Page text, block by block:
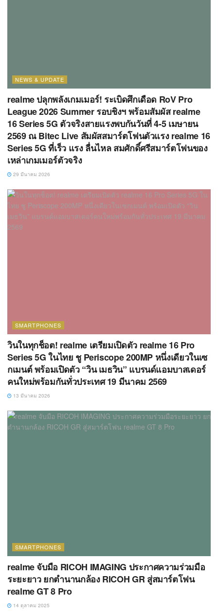
NEWS & UPDATE
realme ปลุกพลังเกมเมอร์! ระเบิดศึกเดือด RoV Pro
League 2026 Summer รอบชิงฯ พร้อมสัมผัส realme
16 Series 5G ตัวจริงสายแรงพบกันวันที่ 4-5 เมษายน
2569 ณ Bitec Live สัมผัสสมาร์ตโฟนตัวแรง realme 16
Series 5G ที่เร็ว แรง ลื่นไหล สมศักดิ์ศรีสมาร์ตโฟนของ
เหล่าเกมเมอร์ตัวจริง
29 มีนาคม 2026
SMARTPHONES
วินในทุกช็อต! realme เตรียมเปิดตัว realme 16 Pro
Series 5G ในไทย ชู Periscope 200MP หนึ่งเดียวในเซ
กเมนต์ พร้อมเปิดตัว “วิน เมธวิน” แบรนด์แอมบาสเดอร์
คนใหม่พร้อมกันทั่วประเทศ 19 มีนาคม 2569
13 มีนาคม 2026
SMARTPHONES
realme จับมือ RICOH IMAGING ประกาศความร่วมมือ
ระยะยาว ยกตำนานกล้อง RICOH GR สู่สมาร์ตโฟน
realme GT 8 Pro
14 ตุลาคม 2025